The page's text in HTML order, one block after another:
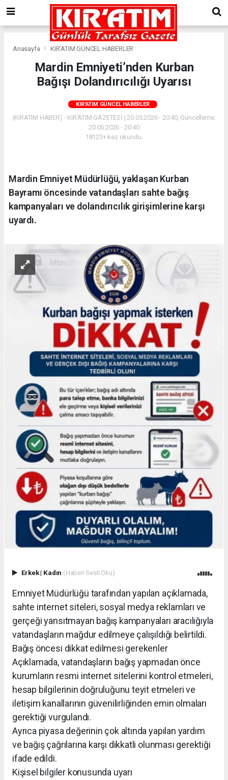
Anasayfa KIR'ATIM GÜNCEL HABERLER
Mardin Emniyeti’nden Kurban
Bağışı Dolandırıcılığı Uyarısı
KIR'ATIM GÜNCEL HABERLER
(KIRATIM HABER) - KIR'ATIM GAZETESİ | 20.05.2026 - 20:40, Güncelleme:
20.05.2026 - 20:40
18123+ kez okundu.
Mardin Emniyet Müdürlüğü, yaklaşan Kurban
Bayramı öncesinde vatandaşları sahte bağış
kampanyaları ve dolandırıcılık girişimlerine karşı
uyardı.
Erkek| Kadın (Haberi Sesli Oku)
Emniyet Müdürlüğü tarafından yapılan açıklamada,
sahte internet siteleri, sosyal medya reklamları ve
gerçeği yansıtmayan bağış kampanyaları aracılığıyla
vatandaşların mağdur edilmeye çalışıldığı belirtildi.
Bağış öncesi dikkat edilmesi gerekenler
Açıklamada, vatandaşların bağış yapmadan önce
kurumların resmi internet sitelerini kontrol etmeleri,
hesap bilgilerinin doğruluğunu teyit etmeleri ve
iletişim kanallarının güvenilirliğinden emin olmaları
gerektiği vurgulandı.
Ayrıca piyasa değerinin çok altında yapılan yardım
ve bağış çağrılarına karşı dikkatli olunması gerektiği
ifade edildi.
Kişisel bilgiler konusunda uyarı